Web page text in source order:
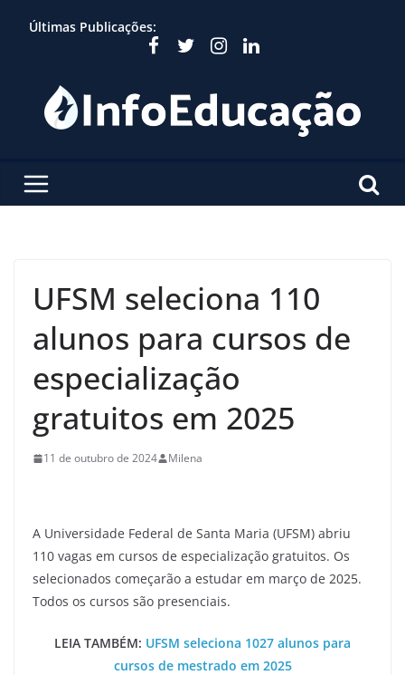
Últimas Publicações:
UFSM seleciona 110
alunos para cursos de
especialização
gratuitos em 2025
11 de outubro de 2024 Milena
A Universidade Federal de Santa Maria (UFSM) abriu
110 vagas em cursos de especialização gratuitos. Os
selecionados começarão a estudar em março de 2025.
Todos os cursos são presenciais.
LEIA TAMBÉM: UFSM seleciona 1027 alunos para
cursos de mestrado em 2025